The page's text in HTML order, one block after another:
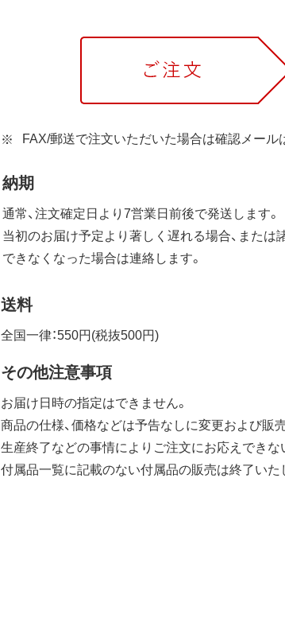
FAX/郵送で注文いただいた場合は確認メール
納期
通常、注文確定日より7営業日前後で発送します。
当初のお届け予定より著しく遅れる場合、または
できなくなった場合は連絡します。
送料
全国一律：550円(税抜500円)
その他注意事項
お届け日時の指定はできません。
商品の仕様、価格などは予告なしに変更および販
生産終了などの事情によりご注文にお応えできな
付属品一覧に記載のない付属品の販売は終了い